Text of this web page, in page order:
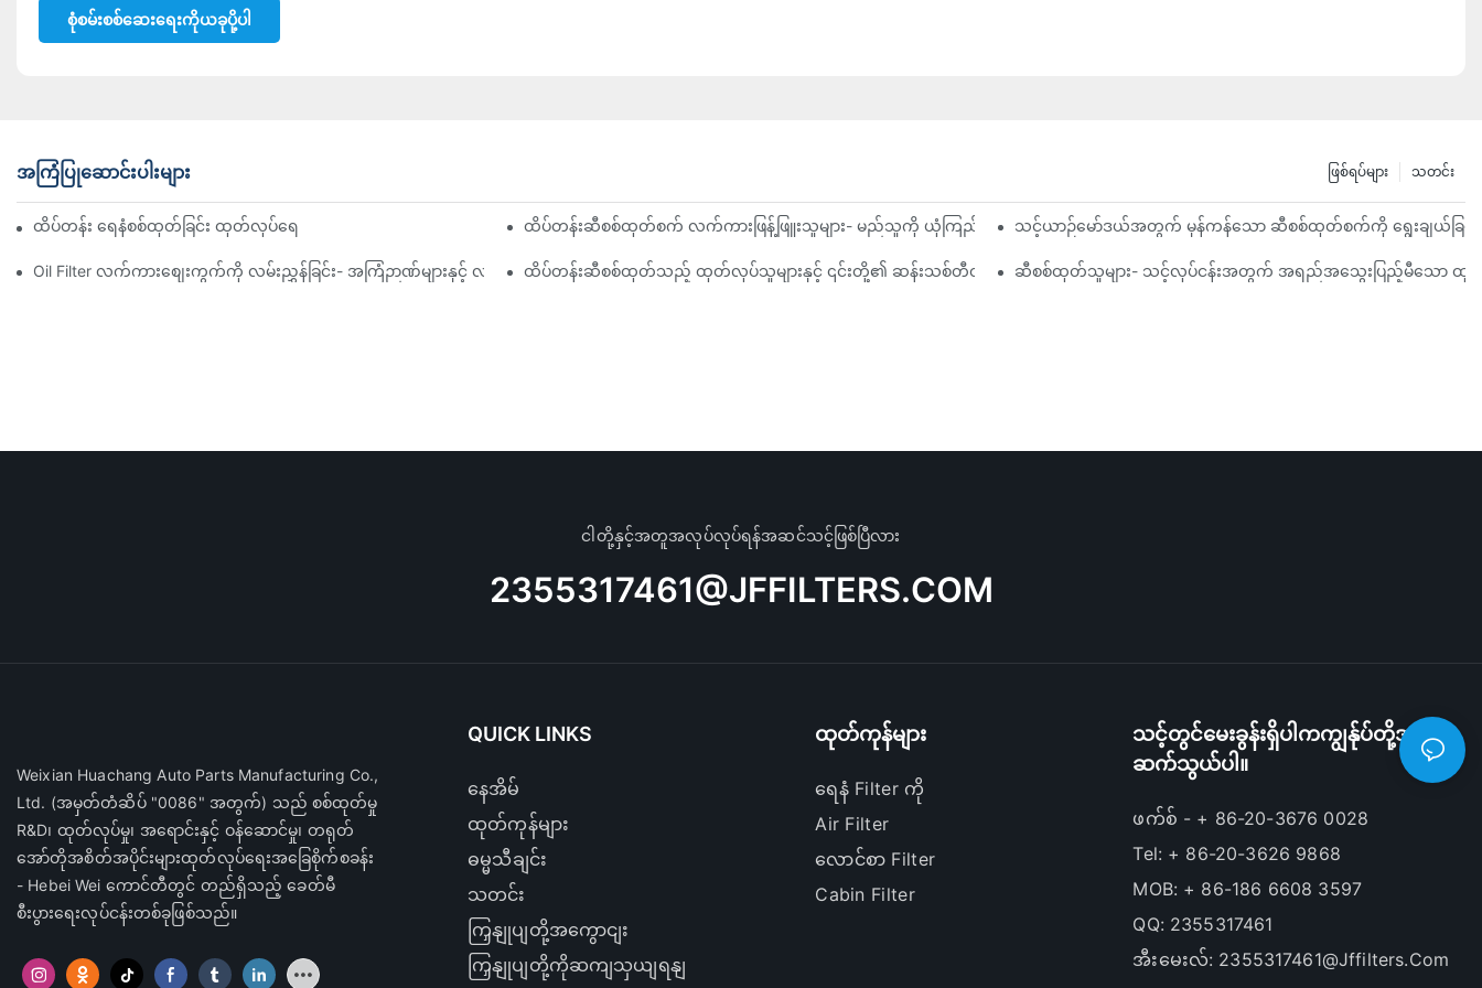
စုံစမ်းစစ်ဆေးရေးကိုယခုပို့ပါ
အကြံပြုဆောင်းပါးများ သတင်း
ဖြစ်ရပ်များ
ထိပ်တန်း ရေနံစစ်ထုတ်ခြင်း ထုတ်လုပ်ရေးကုမ္ပဏီများ- ပြည့်စုံသော ခြုံငုံသုံးသပ်ချက်ထိပ်တန်းဆီစစ်ထုတ်စက် လက်ကားဖြန့်ဖြူးသူများ- မည်သူကို ယုံကြည်ရမည်နည်း။သင့်ယာဉ်မော်ဒယ်အတွက် မှန်ကန်သော ဆီစစ်ထုတ်စက်ကို ရွေးချယ်ခြင်း-
Oil Filter လက်ကားစျေးကွက်ကို လမ်းညွှန်ခြင်း- အကြံဉာဏ်များနှင့် လှည့်ကွက်များထိပ်တန်းဆီစစ်ထုတ်သည့် ထုတ်လုပ်သူများနှင့် ၎င်းတို့၏ ဆန်းသစ်တီထွင်မှုများအပေါ် အလေးပေးဖော်ပြသည်။ဆီစစ်ထုတ်သူများ- သင့်လုပ်ငန်းအတွက် အရည်အသွေးပြည့်မီသော ထုတ်ကုန်
ငါတို့နှင့်အတူအလုပ်လုပ်ရန်အဆင်သင့်ဖြစ်ပြီလား
2355317461@JFFILTERS.COM
Weixian Huachang Auto Parts Manufacturing Co.,
Ltd. (အမှတ်တံဆိပ် "0086" အတွက်) သည် စစ်ထုတ်မှု
R&D၊ ထုတ်လုပ်မှု၊ အရောင်းနှင့် ဝန်ဆောင်မှု၊ တရုတ်
အော်တိုအစိတ်အပိုင်းများထုတ်လုပ်ရေးအခြေစိုက်စခန်း
- Hebei Wei ကောင်တီတွင် တည်ရှိသည့် ခေတ်မီ
စီးပွားရေးလုပ်ငန်းတစ်ခုဖြစ်သည်။
QUICK LINKS
နေအိမ်
ထုတ်ကုန်များ
ဓမ္မသီချင်း
သတင်း
ကြှနျုပျတို့အကွောငျး
ကြှနျုပျတို့ကိုဆကျသှယျရနျ
ထုတ်ကုန်များ
ရေနံ Filter ကို
Air Filter
လောင်စာ Filter
Cabin Filter
သင့်တွင်မေးခွန်းရှိပါကကျွန်ုပ်တို့အား
ဆက်သွယ်ပါ။
ဖက်စ် - + 86-20-3676 0028
Tel: + 86-20-3626 9868
MOB: + 86-186 6608 3597
QQ: 2355317461
အီးမေးလ်: 2355317461@jffilters.com